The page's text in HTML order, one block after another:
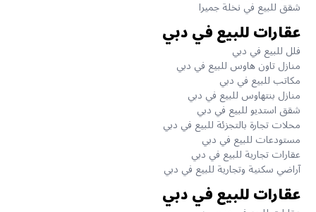
شقق للبيع في نخلة جميرا
عقارات للبيع في دبي
فلل للبيع في دبي
منازل تاون هاوس للبيع في دبي
مكاتب للبيع في دبي
منازل بنتهاوس للبيع في دبي
شقق استديو للبيع في دبي
محلات تجارة بالتجزئة للبيع في دبي
مستودعات للبيع في دبي
عقارات تجارية للبيع في دبي
آراضي سكنية وتجارية للبيع في دبي
عقارات للبيع في دبي